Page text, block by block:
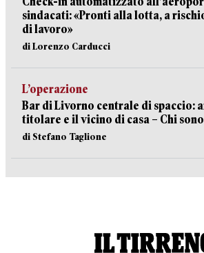
sindacati: «Pronti alla lotta, a
di lavoro»
di Lorenzo Carducci
L’operazione
Bar di Livorno centrale di spaccio:
titolare e il vicino di casa – Chi sono
di Stefano Taglione